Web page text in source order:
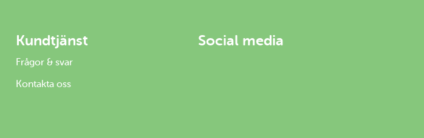
Kundtjänst
Frågor & svar
Kontakta oss
Social media